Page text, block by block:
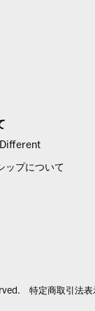
Different
ップについて
特定商取引法表